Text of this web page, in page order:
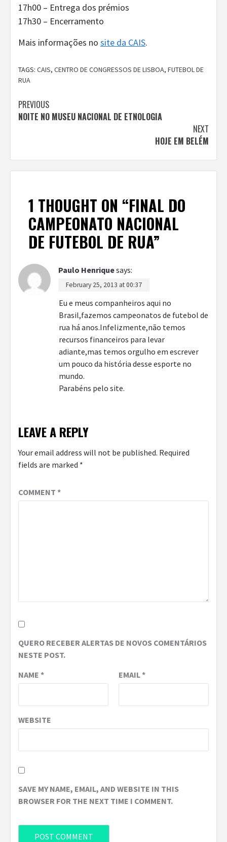
17h00 – Entrega dos prémios
17h30 – Encerramento
Mais informações no site da CAIS.
TAGS: CAIS, CENTRO DE CONGRESSOS DE LISBOA, FUTEBOL DE
RUA
Continue
Reading
PREVIOUS
NOITE NO MUSEU NACIONAL DE ETNOLOGIA
NEXT
HOJE EM BELÉM
1 THOUGHT ON “FINAL DO
CAMPEONATO NACIONAL
DE FUTEBOL DE RUA”
Paulo Henriquesays:
February 25, 2013 at 00:37
Eu e meus companheiros aqui no
Brasil,fazemos campeonatos de futebol de
rua há anos.Infelizmente,não temos
recursos financeiros para levar
adiante,mas temos orgulho em escrever
um pouco da história desse esporte no
mundo.
Parabéns pelo site.
LEAVE A REPLY
Your email address will not be published. Required
fields are marked *
COMMENT *
QUERO RECEBER ALERTAS DE NOVOS COMENTÁRIOS
NESTE POST.
NAME * EMAIL*
WEBSITE
SAVE MY NAME, EMAIL, AND WEBSITE IN THIS
BROWSER FOR THE NEXT TIME I COMMENT.